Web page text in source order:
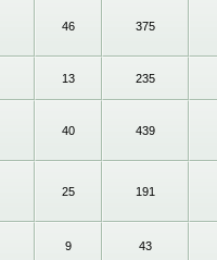
46 375
13 235
40 439
25 191
9 43